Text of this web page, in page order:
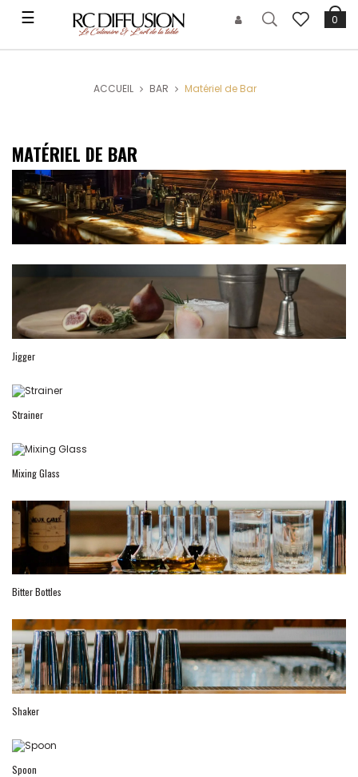
Basculer
la
navigation
☰ 0
ACCUEIL BAR Matériel de Bar
MATÉRIEL DE BAR
Jigger
Strainer
Mixing Glass
Bitter Bottles
Shaker
Spoon